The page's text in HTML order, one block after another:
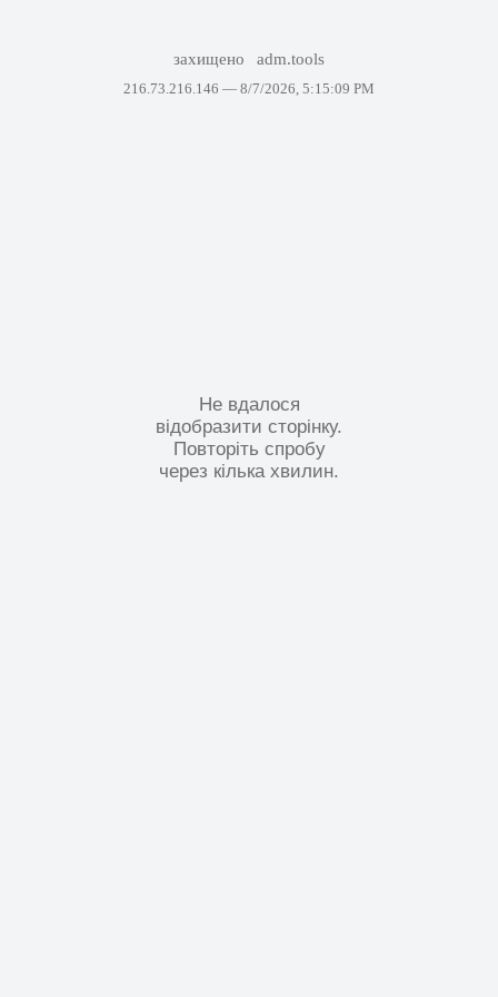
захищено adm.tools
216.73.216.146 — 8/7/2026, 5:15:09 PM
Не вдалося
відобразити сторінку.
Повторіть спробу
через кілька хвилин.